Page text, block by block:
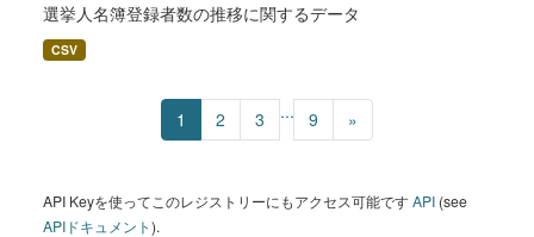
選挙人名簿登録者数の推移に関するデータ
CSV
1 2 3 ... 9 »
API Keyを使ってこのレジストリーにもアクセス可能ですAPI (see
APIドキュメント).